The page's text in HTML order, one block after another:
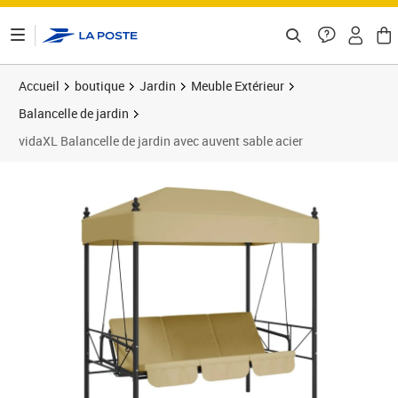
Accueil boutique Jardin
Meuble Extérieur
Balancelle de jardin
vidaXL Balancelle de jardin avec auvent sable acier